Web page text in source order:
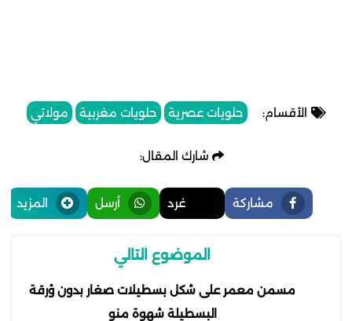
الأقسام: حلويات عصرية حلويات مغربية مولاتي
شارك المقال:
مشاركة غرد أرسل المزيد
الموضوع التالي
مسمن معمر على شكل بسطيلات صغار بدون ؤرقة
البسطيلة شهوة منو